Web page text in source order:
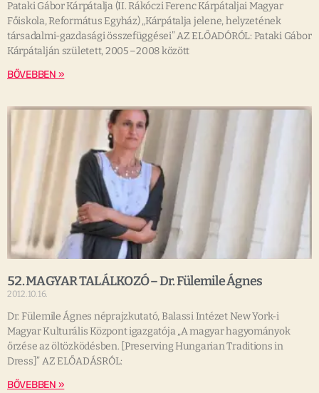
Pataki Gábor Kárpátalja (II. Rákóczi Ferenc Kárpátaljai Magyar
Főiskola, Református Egyház) „Kárpátalja jelene, helyzetének
társadalmi-gazdasági összefüggései” AZ ELŐADÓRÓL: Pataki Gábor
Kárpátalján született, 2005 –2008 között
BŐVEBBEN »
52. MAGYAR TALÁLKOZÓ – Dr. Fülemile Ágnes
2012.10.16.
Dr. Fülemile Ágnes néprajzkutató, Balassi Intézet New York-i
Magyar Kulturális Központ igazgatója „A magyar hagyományok
őrzése az öltözködésben. [Preserving Hungarian Traditions in
Dress]” AZ ELŐADÁSRÓL:
BŐVEBBEN »